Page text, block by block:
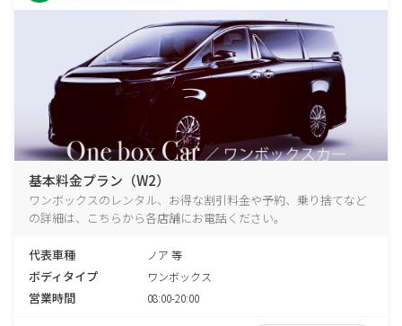
基本料金プラン（W2）
ワンボックスのレンタル、お得な割引料金や予約、乗り捨てなど
の詳細は、こちらから各店舗にお電話ください。
代表車種 ノア 等
ボディタイプ ワンボックス
営業時間 08:00-20:00